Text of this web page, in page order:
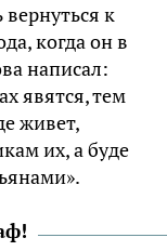
к
когда он в
нaпиcaл:
явятcя, тeм
живeт,
иx, a бyдe